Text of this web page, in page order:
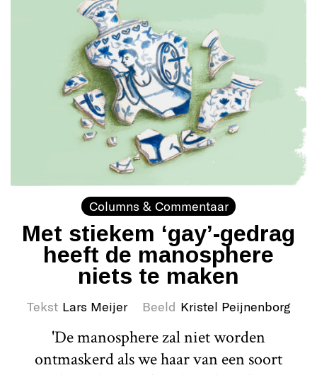
Columns & Commentaar
Met stiekem ‘gay’-gedrag
heeft de manosphere
niets te maken
Tekst Lars Meijer Beeld Kristel Peijnenborg
'De manosphere zal niet worden
ontmaskerd als we haar van een soort